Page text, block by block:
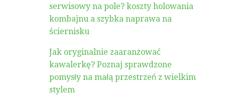
serwisowy na pole? koszty holowania
kombajnu a szybka naprawa na
ściernisku
Jak oryginalnie zaaranżować
kawalerkę? Poznaj sprawdzone
pomysły na małą przestrzeń z wielkim
stylem